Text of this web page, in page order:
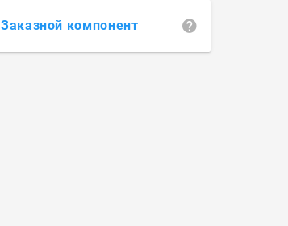
Заказной компонент